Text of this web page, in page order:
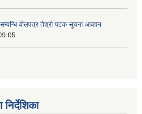
वोलपत्र तेश्रो पटक सुचना आव्ह्यन